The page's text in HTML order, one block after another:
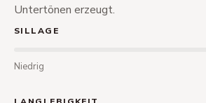
Untertönen erzeugt.
SILLAGE
Niedrig